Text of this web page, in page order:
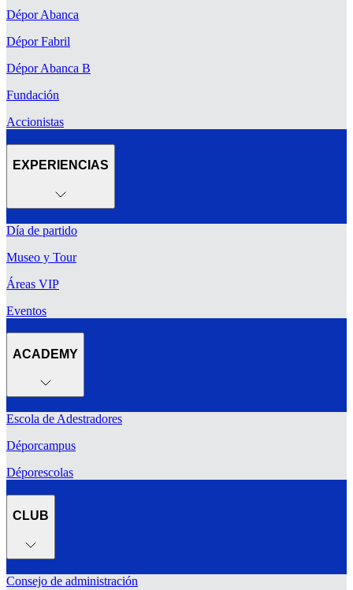
Dépor Abanca
Dépor Fabril
Dépor Abanca B
Fundación
Accionistas
EXPERIENCIAS
Día de partido
Museo y Tour
Áreas VIP
Eventos
ACADEMY
Escola de Adestradores
Déporcampus
Déporescolas
CLUB
Consejo de administración